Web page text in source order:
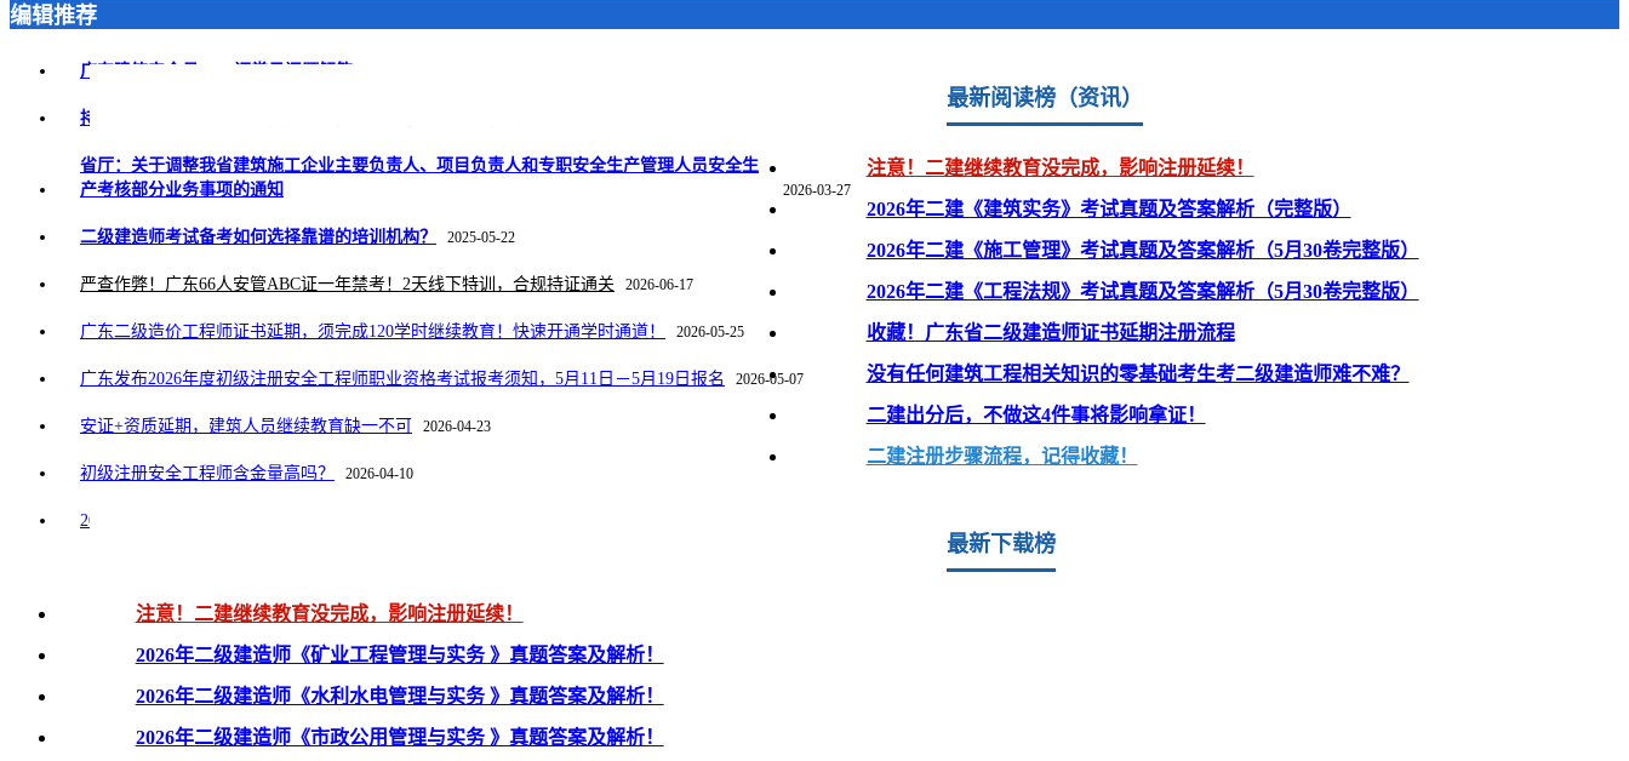
编辑推荐
广东建筑安全员ABC证常见问题解答
持证 = 月薪 1.8 万 + 落户加分！注册安全工程师凭什么成为职场 “黄金证书”？
省厅：关于调整我省建筑施工企业主要负责人、项目负责人和专职安全生产管理人员安全生
产考核部分业务事项的通知
2026-03-27
二级建造师考试备考如何选择靠谱的培训机构？ 2025-05-22
严查作弊！广东66人安管ABC证一年禁考！2天线下特训，合规持证通关 2026-06-17
广东二级造价工程师证书延期，须完成120学时继续教育！快速开通学时通道！ 2026-05-25
广东发布2026年度初级注册安全工程师职业资格考试报考须知，5月11日－5月19日报名 2026-05-07
安证+资质延期，建筑人员继续教育缺一不可 2026-04-23
初级注册安全工程师含金量高吗？ 2026-04-10
2026年广东二建报考网址，附完整网报流程！
最新阅读榜（资讯）
注意！二建继续教育没完成，影响注册延续！
2026年二建《建筑实务》考试真题及答案解析（完整版）
2026年二建《施工管理》考试真题及答案解析（5月30卷完整版）
2026年二建《工程法规》考试真题及答案解析（5月30卷完整版）
收藏！广东省二级建造师证书延期注册流程
没有任何建筑工程相关知识的零基础考生考二级建造师难不难？
二建出分后，不做这4件事将影响拿证！
二建注册步骤流程，记得收藏！
最新下载榜
注意！二建继续教育没完成，影响注册延续！
2026年二级建造师《矿业工程管理与实务 》真题答案及解析！
2026年二级建造师《水利水电管理与实务 》真题答案及解析！
2026年二级建造师《市政公用管理与实务 》真题答案及解析！